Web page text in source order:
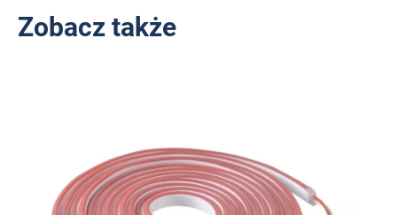
Zobacz także